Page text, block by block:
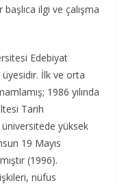
ilgi ve çalışma
Edebiyat
İlk ve orta
1986 yılında
Tarih
yüksek
19 Mayıs
(1996).
nüfus